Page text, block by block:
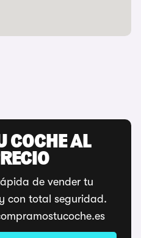
COCHE AL
de vender tu
con total seguridad.